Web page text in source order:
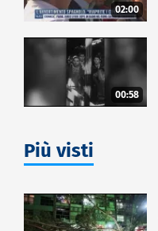
02:00
00:58
Più visti